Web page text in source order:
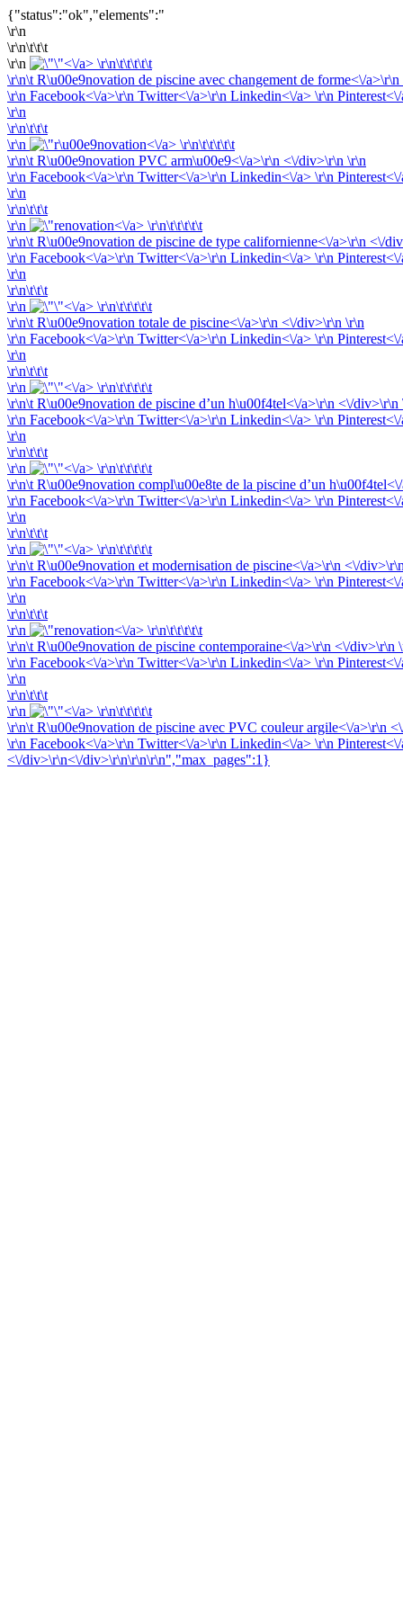
{"status":"ok","elements":"
\r\n
\r\n\t\t\t
\r\n
<\/a> \r\n\t\t\t\t\t
\r\n\t R\u00e9novation de piscine avec changement de forme<\/
\r\n Facebook<\/a>\r\n Twitter<\/a>\r\n Linkedin<\/a> \r\n
\r\n
\r\n\t\t\t
\r\n
<\/a> \r\n\t\t\t\t\t
\r\n\t R\u00e9novation PVC arm\u00e9<\/a>\r\n <\/div>\r\n \r\n
\r\n Facebook<\/a>\r\n Twitter<\/a>\r\n Linkedin<\/a> \r\n
\r\n
\r\n\t\t\t
\r\n
<\/a> \r\n\t\t\t\t\t
\r\n\t R\u00e9novation de piscine de type californienne<\/a>\r\n <\/
\r\n Facebook<\/a>\r\n Twitter<\/a>\r\n Linkedin<\/a> \r\n
\r\n
\r\n\t\t\t
\r\n
<\/a> \r\n\t\t\t\t\t
\r\n\t R\u00e9novation totale de piscine<\/a>\r\n <\/div>\r\n \r\n
\r\n Facebook<\/a>\r\n Twitter<\/a>\r\n Linkedin<\/a> \r\n
\r\n
\r\n\t\t\t
\r\n
<\/a> \r\n\t\t\t\t\t
\r\n\t R\u00e9novation de piscine d’un h\u00f4tel<\/a>\r\n <\/div>\r\n
\r\n Facebook<\/a>\r\n Twitter<\/a>\r\n Linkedin<\/a> \r\n
\r\n
\r\n\t\t\t
\r\n
<\/a> \r\n\t\t\t\t\t
\r\n\t R\u00e9novation compl\u00e8te de la piscine d’un
\r\n Facebook<\/a>\r\n Twitter<\/a>\r\n Linkedin<\/a> \r\n
\r\n
\r\n\t\t\t
\r\n
<\/a> \r\n\t\t\t\t\t
\r\n\t R\u00e9novation et modernisation de piscine<\/a>\r\n <\/
\r\n Facebook<\/a>\r\n Twitter<\/a>\r\n Linkedin<\/a> \r\n
\r\n
\r\n\t\t\t
\r\n
<\/a> \r\n\t\t\t\t\t
\r\n\t R\u00e9novation de piscine contemporaine<\/a>\r\n <\/div>\r\n
\r\n Facebook<\/a>\r\n Twitter<\/a>\r\n Linkedin<\/a> \r\n
\r\n
\r\n\t\t\t
\r\n
<\/a> \r\n\t\t\t\t\t
\r\n\t R\u00e9novation de piscine avec PVC couleur argile<\/a>\r\n
\r\n Facebook<\/a>\r\n Twitter<\/a>\r\n Linkedin<\/a> \r\n
<\/div>\r\n<\/div>\r\n\r\n\r\n","max_pages":1}